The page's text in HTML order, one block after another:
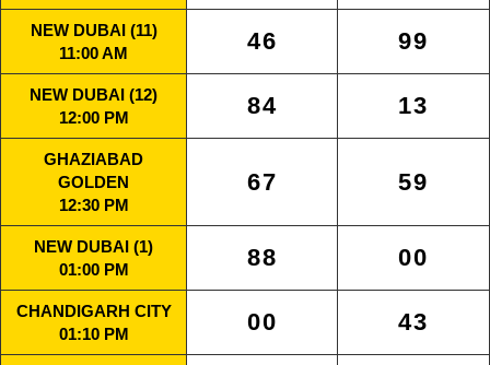
NEW DUBAI (11)
11:00 AM
46 99
NEW DUBAI (12)
12:00 PM
84 13
GHAZIABAD
GOLDEN
12:30 PM
67 59
NEW DUBAI (1)
01:00 PM
88 00
CHANDIGARH CITY
01:10 PM
00 43